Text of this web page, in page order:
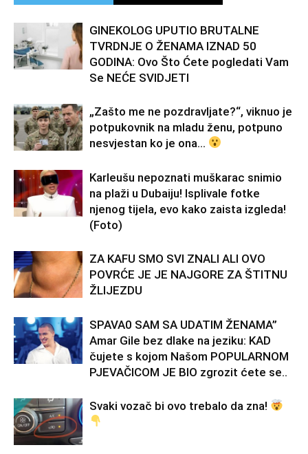
GINEKOLOG UPUTIO BRUTALNE
TVRDNJE O ŽENAMA IZNAD 50
GODINA: Ovo Što Ćete pogledati Vam
Se NEĆE SVIDJETI
„Zašto me ne pozdravljate?“, viknuo je
potpukovnik na mladu ženu, potpuno
nesvjestan ko je ona…
Karleušu nepoznati muškarac snimio
na plaži u Dubaiju! Isplivale fotke
njenog tijela, evo kako zaista izgleda!
(Foto)
ZA KAFU SMO SVI ZNALI ALI OVO
POVRĆE JE JE NAJGORE ZA ŠTITNU
ŽLIJEZDU
SPAVA0 SAM SA UDATIM ŽENAMA”
Amar Gile bez dlake na jeziku: KAD
čujete s kojom Našom POPULARNOM
PJEVAČICOM JE BIO zgrozit ćete se..
Svaki vozač bi ovo trebalo da zna!